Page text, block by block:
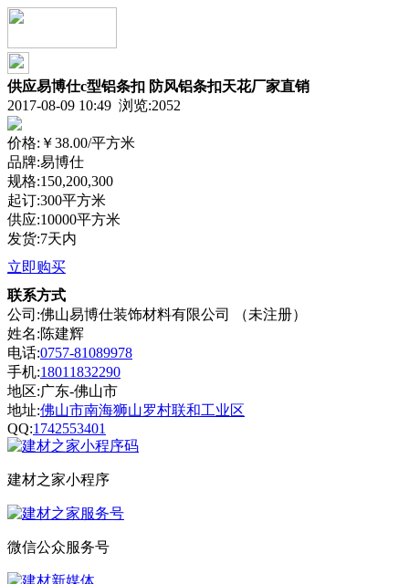
供应易博仕c型铝条扣 防风铝条扣天花厂家直销
2017-08-09 10:49 浏览:2052
价格: ￥38.00/平方米
品牌:易博仕
规格:150,200,300
起订:300平方米
供应:10000平方米
发货:7天内
立即购买
联系方式
公司:佛山易博仕装饰材料有限公司 （未注册）
姓名:陈建辉
电话:0757-81089978
手机:18011832290
地区:广东-佛山市
地址:佛山市南海狮山罗村联和工业区
QQ:1742553401
建材之家小程序
微信公众服务号